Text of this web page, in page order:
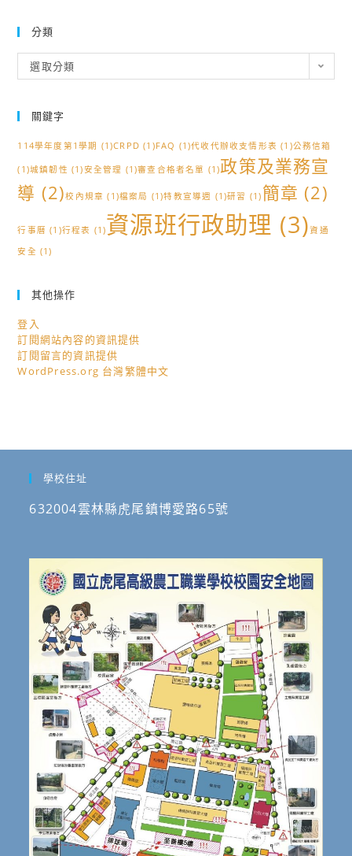
分類
類
選取分類
關鍵字
114學年度第1學期 (1)CRPD (1)FAQ (1)代收代辦收支情形表 (1)公務信箱
(1)城鎮韌性 (1)安全管理 (1)審查合格者名單 (1)政策及業務宣
導 (2)校內規章 (1)檔案局 (1)特教宣導週 (1)研習 (1) 簡章 (2)
行事曆 (1)行程表 (1)資源班行政助理 (3)資通
安全 (1)
其他操作
登入
訂閱網站內容的資訊提供
訂閱留言的資訊提供
WordPress.org 台灣繁體中文
學校住址
632004雲林縣虎尾鎮博愛路65號